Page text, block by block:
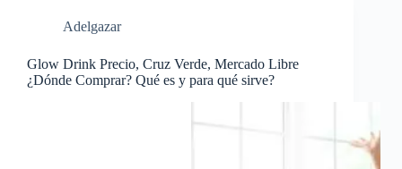
Adelgazar
Glow Drink Precio, Cruz Verde, Mercado Libre
¿Dónde Comprar? Qué es y para qué sirve?